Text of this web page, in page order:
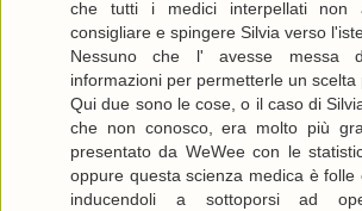
che tutti i medici interpellati non
consigliare e spingere Silvia verso
Nessuno che l' avesse messa
informazioni per permetterle un scelta
Qui due sono le cose, o il caso di
che non conosco, era molto più
presentato da WeWee con le
oppure questa scienza medica è
inducendoli a sottoporsi ad